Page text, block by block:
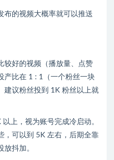
布的视频大概率就可以推送
较好的视频（播放量、点赞
产比在 1 : 1（一个粉丝一块
建议粉丝投到 1K 粉丝以上就
上，视为账号完成冷启动。
，可以到 5K 左右，后期全靠
放抖加。